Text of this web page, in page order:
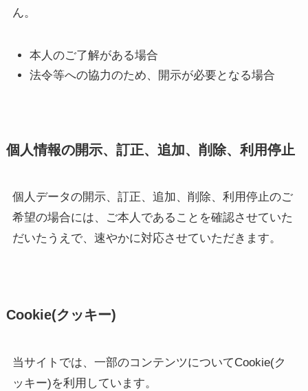
ん。
本人のご了解がある場合
法令等への協力のため、開示が必要となる場合
個人情報の開示、訂正、追加、削除、利用停止
個人データの開示、訂正、追加、削除、利用停止のご
希望の場合には、ご本人であることを確認させていた
だいたうえで、速やかに対応させていただきます。
Cookie(クッキー)
当サイトでは、一部のコンテンツについてCookie(ク
ッキー)を利用しています。